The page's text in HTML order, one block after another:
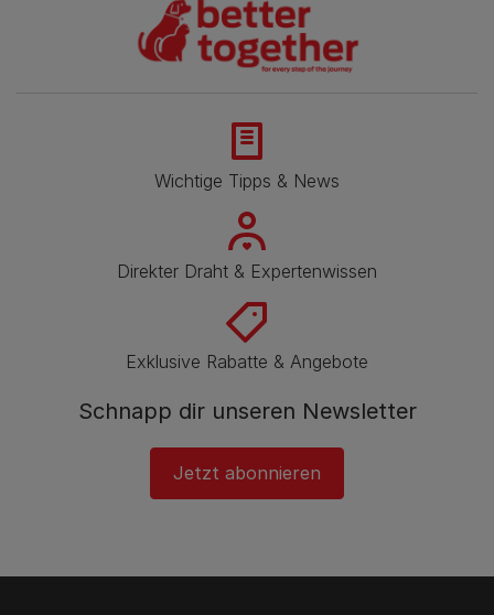
Wichtige Tipps & News
Direkter Draht & Expertenwissen
Exklusive Rabatte & Angebote
Schnapp dir unseren Newsletter
Jetzt abonnieren